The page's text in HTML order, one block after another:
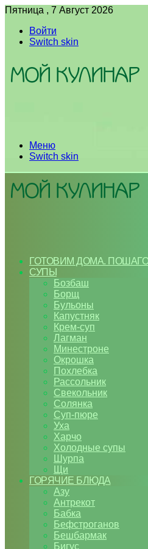
Пятница , 7 Август 2026
Войти
Switch skin
Меню
Switch skin
ГОТОВИМ ДОМА.
СУПЫ
Бозбаш
Борщ
Бульоны
Капустняк
Крем-суп
Лагман
Минестроне
Окрошка
Похлебка
Рассольник
Свекольник
Солянка
Суп-пюре
Уха
Харчо
Холодные супы
Шурпа
Щи
ГОРЯЧИЕ БЛЮДА
Азу
Антрекот
Бабка
Бефстроганов
Бешбармак
Бигус